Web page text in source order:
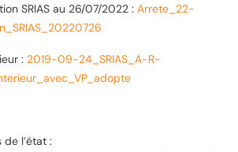
SRIAS au 26/07/2022 : Arrete_22-
: 2019-09-24_SRIAS_A-R-
l’état :